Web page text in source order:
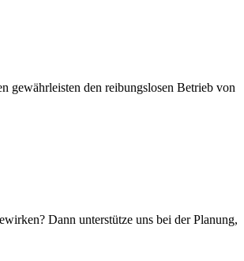
gewährleisten den reibungslosen Betrieb von
Dann unterstütze uns bei der Planung,